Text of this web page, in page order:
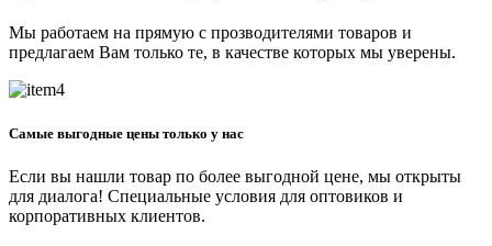
Мы работаем на прямую с прозводителями товаров и
предлагаем Вам только те, в качестве которых мы уверены.
Самые выгодные цены только у нас
Если вы нашли товар по более выгодной цене, мы открыты
для диалога! Специальные условия для оптовиков и
корпоративных клиентов.